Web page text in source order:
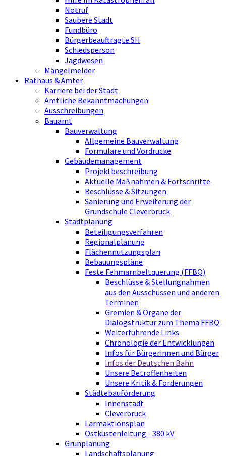
Notruf
Saubere Stadt
Fundbüro
Bürgerbeauftragte SH
Schiedsperson
Jagdwesen
Mängelmelder
Rathaus & Ämter
Karriere bei der Stadt
Amtliche Bekanntmachungen
Ausschreibungen
Bauamt
Bauverwaltung
Allgemeine Bauverwaltung
Formulare und Vordrucke
Gebäudemanagement
Projektbeschreibung
Aktuelle Maßnahmen & Fortschritte
Beschlüsse & Sitzungen
Sanierung und Erweiterung der
Grundschule Cleverbrück
Stadtplanung
Beteiligungsverfahren
Regionalplanung
Flächennutzungsplan
Bebauungspläne
Feste Fehmarnbeltquerung (FFBQ)
Beschlüsse & Stellungnahmen
aus den Ausschüssen und anderen
Terminen
Gremien & Organe der
Dialogstruktur zum Thema FFBQ
Weiterführende Links
Chronologie der Entwicklungen
Infos für Bürgerinnen und Bürger
Infos der Deutschen Bahn
Unsere Betroffenheiten
Unsere Kritik & Forderungen
Städtebauförderung
Innenstadt
Cleverbrück
Lärmaktionsplan
Ostküstenleitung - 380 kV
Grünplanung
Landschaftsplanung